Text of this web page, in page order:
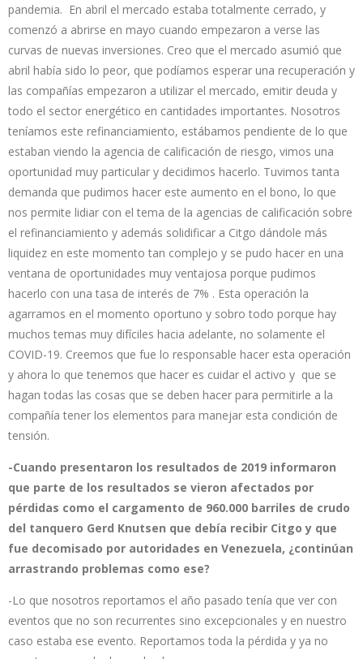
pandemia. En abril el mercado estaba totalmente cerrado, y
comenzó a abrirse en mayo cuando empezaron a verse las
curvas de nuevas inversiones. Creo que el mercado asumió que
abril había sido lo peor, que podíamos esperar una recuperación y
las compañías empezaron a utilizar el mercado, emitir deuda y
todo el sector energético en cantidades importantes. Nosotros
teníamos este refinanciamiento, estábamos pendiente de lo que
estaban viendo la agencia de calificación de riesgo, vimos una
oportunidad muy particular y decidimos hacerlo. Tuvimos tanta
demanda que pudimos hacer este aumento en el bono, lo que
nos permite lidiar con el tema de la agencias de calificación sobre
el refinanciamiento y además solidificar a Citgo dándole más
liquidez en este momento tan complejo y se pudo hacer en una
ventana de oportunidades muy ventajosa porque pudimos
hacerlo con una tasa de interés de 7% . Esta operación la
agarramos en el momento oportuno y sobro todo porque hay
muchos temas muy difíciles hacia adelante, no solamente el
COVID-19. Creemos que fue lo responsable hacer esta operación
y ahora lo que tenemos que hacer es cuidar el activo y que se
hagan todas las cosas que se deben hacer para permitirle a la
compañía tener los elementos para manejar esta condición de
tensión.
-Cuando presentaron los resultados de 2019 informaron
que parte de los resultados se vieron afectados por
pérdidas como el cargamento de 960.000 barriles de crudo
del tanquero Gerd Knutsen que debía recibir Citgo y que
fue decomisado por autoridades en Venezuela, ¿continúan
arrastrando problemas como ese?
-Lo que nosotros reportamos el año pasado tenía que ver con
eventos que no son recurrentes sino excepcionales y en nuestro
caso estaba ese evento. Reportamos toda la pérdida y ya no